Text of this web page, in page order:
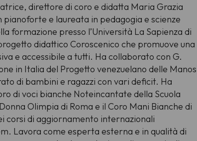
direttore di coro e didatta Maria Grazia
pianoforte e laureata in pedagogia e scienze
formazione presso l’Università La Sapienza di
didattico Coroscenico che promuove una
e accessibile a tutti. Ha collaborato con G.
in Italia del Progetto venezuelano delle Manos
di bambini e ragazzi con vari deficit. Ha
di voci bianche Noteincantate della Scuola
Olimpia di Roma e il Coro Mani Bianche di
corsi di aggiornamento internazionali
Lavora come esperta esterna e in qualità di